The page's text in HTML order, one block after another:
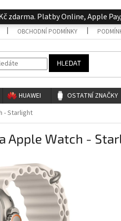
zdarma. Platby Online, Apple
OBCHODNÍ PODMÍNKY
HLEDAT
HUAWEI OSTATNÍ ZNAČKY
- Starlight
Apple Watch -